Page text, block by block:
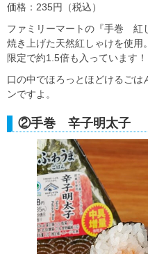
価格：235円（税込）
ファミリーマートの『手巻 紅
焼き上げた天然紅しゃけを使用
限定で約1.5倍も入っています！
口の中でほろっとほどけるご
ンですよ。
②手巻 辛子明太子